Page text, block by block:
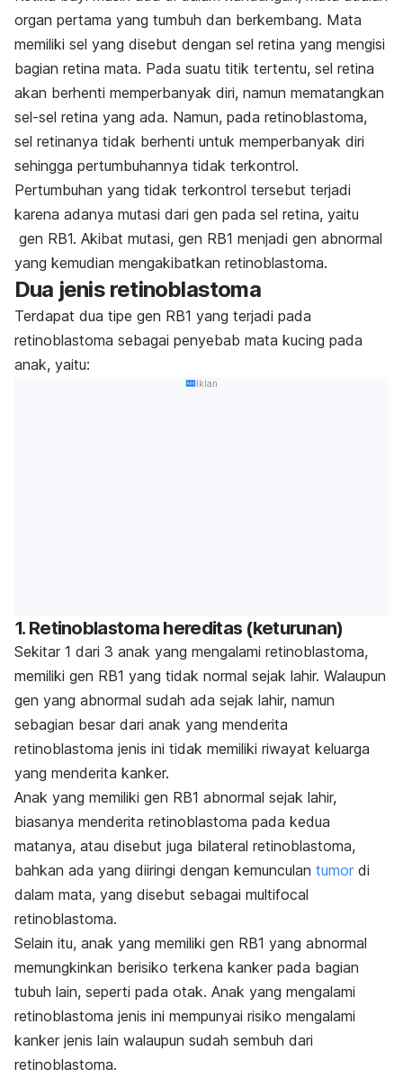
organ pertama yang tumbuh dan berkembang. Mata
memiliki sel yang disebut dengan sel retina yang mengisi
bagian retina mata. Pada suatu titik tertentu, sel retina
akan berhenti memperbanyak diri, namun mematangkan
sel-sel retina yang ada. Namun, pada retinoblastoma,
sel retinanya tidak berhenti untuk memperbanyak diri
sehingga pertumbuhannya tidak terkontrol.
Pertumbuhan yang tidak terkontrol tersebut terjadi
karena adanya mutasi dari gen pada sel retina, yaitu
gen RB1. Akibat mutasi, gen RB1 menjadi gen abnormal
yang kemudian mengakibatkan retinoblastoma.
Dua jenis retinoblastoma
Terdapat dua tipe gen RB1 yang terjadi pada
retinoblastoma sebagai penyebab mata kucing pada
anak, yaitu:
Iklan
1. Retinoblastoma hereditas (keturunan)
Sekitar 1 dari 3 anak yang mengalami retinoblastoma,
memiliki gen RB1 yang tidak normal sejak lahir. Walaupun
gen yang abnormal sudah ada sejak lahir, namun
sebagian besar dari anak yang menderita
retinoblastoma jenis ini tidak memiliki riwayat keluarga
yang menderita kanker.
Anak yang memiliki gen RB1 abnormal sejak lahir,
biasanya menderita retinoblastoma pada kedua
matanya, atau disebut juga bilateral retinoblastoma,
bahkan ada yang diiringi dengan kemunculan tumor di
dalam mata, yang disebut sebagai multifocal
retinoblastoma.
Selain itu, anak yang memiliki gen RB1 yang abnormal
memungkinkan berisiko terkena kanker pada bagian
tubuh lain, seperti pada otak. Anak yang mengalami
retinoblastoma jenis ini mempunyai risiko mengalami
kanker jenis lain walaupun sudah sembuh dari
retinoblastoma.